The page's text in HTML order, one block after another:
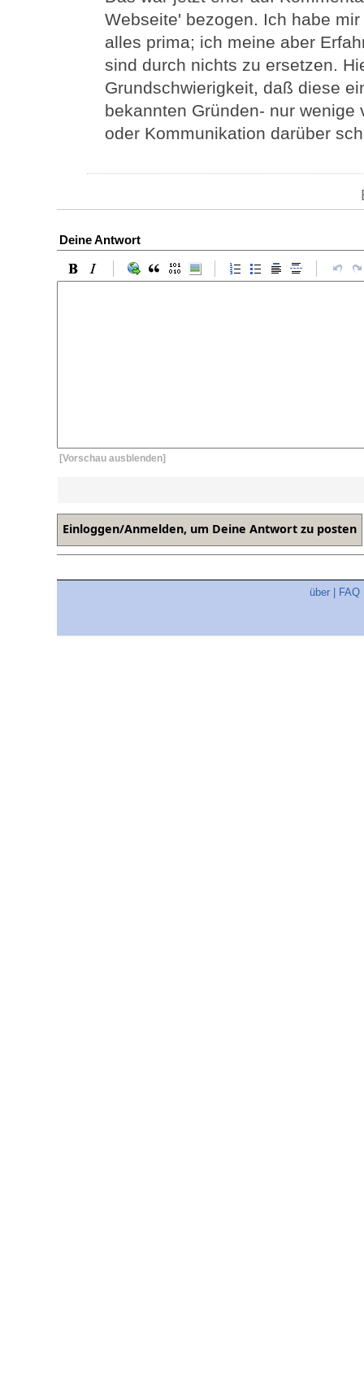
Webseite' bezogen. Ich habe
alles prima; ich meine aber
sind durch nichts zu ersetzen.
Grundschwierigkeit, daß diese
bekannten Gründen- nur
oder Kommunikation darüber
Deine Antwort
[Vorschau ausblenden]
über FAQ